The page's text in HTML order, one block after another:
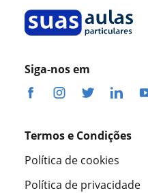
Siga-nos em
Termos e Condições
Política de cookies
Política de privacidade